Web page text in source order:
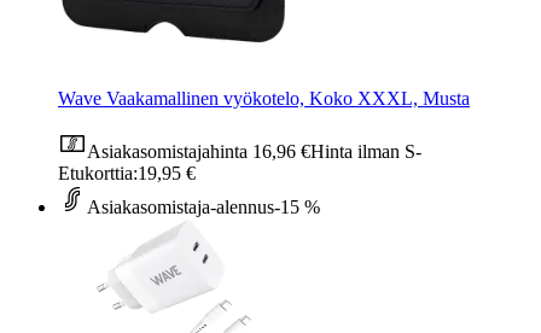
Wave Vaakamallinen vyökotelo, Koko XXXL, Musta
Asiakasomistajahinta 16,96 €Hinta ilman S-
Etukorttia:19,95 €
Asiakasomistaja-alennus-15 %